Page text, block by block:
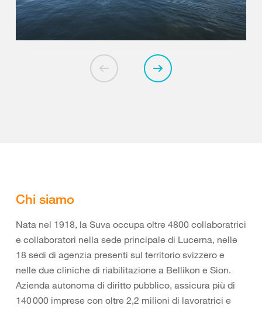
Chi siamo
Nata nel 1918, la Suva occupa oltre 4800 collaboratrici
e collaboratori nella sede principale di Lucerna, nelle
18 sedi di agenzia presenti sul territorio svizzero e
nelle due cliniche di riabilitazione a Bellikon e Sion.
Azienda autonoma di diritto pubblico, assicura più di
140 000 imprese con oltre 2,2 milioni di lavoratrici e